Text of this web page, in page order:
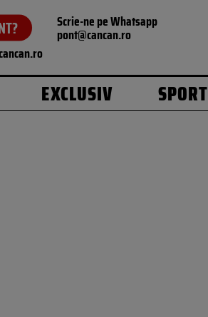
Scrie-ne pe Whatsapp
pont@cancan.ro
EXCLUSIV SPORT